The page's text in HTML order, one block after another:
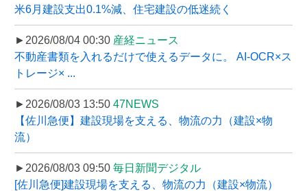
米6月建設支出0.1%減、住宅建設の低迷続く
►2026/08/04 00:30 産経ニュース
不動産書類を入れるだけで使えるデータに。 AI-OCR×ス
トレージ× ...
►2026/08/03 13:50 47NEWS
【佐川急便】建設現場を支える、物流の力（建設×物
流）
►2026/08/03 09:50 毎日新聞デジタル
[佐川急便]建設現場を支える、物流の力（建設×物流）